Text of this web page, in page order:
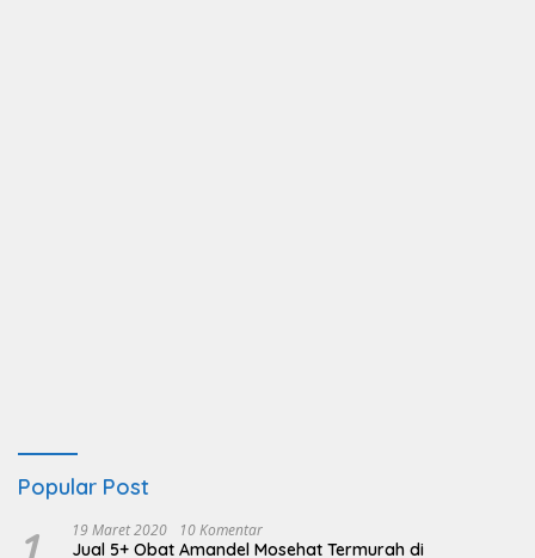
Popular Post
19 Maret 2020 10 Komentar
Jual 5+ Obat Amandel Mosehat Termurah di